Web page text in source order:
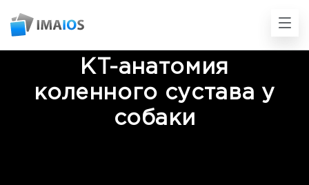
KT-анатомия
коленного сустава у
собаки